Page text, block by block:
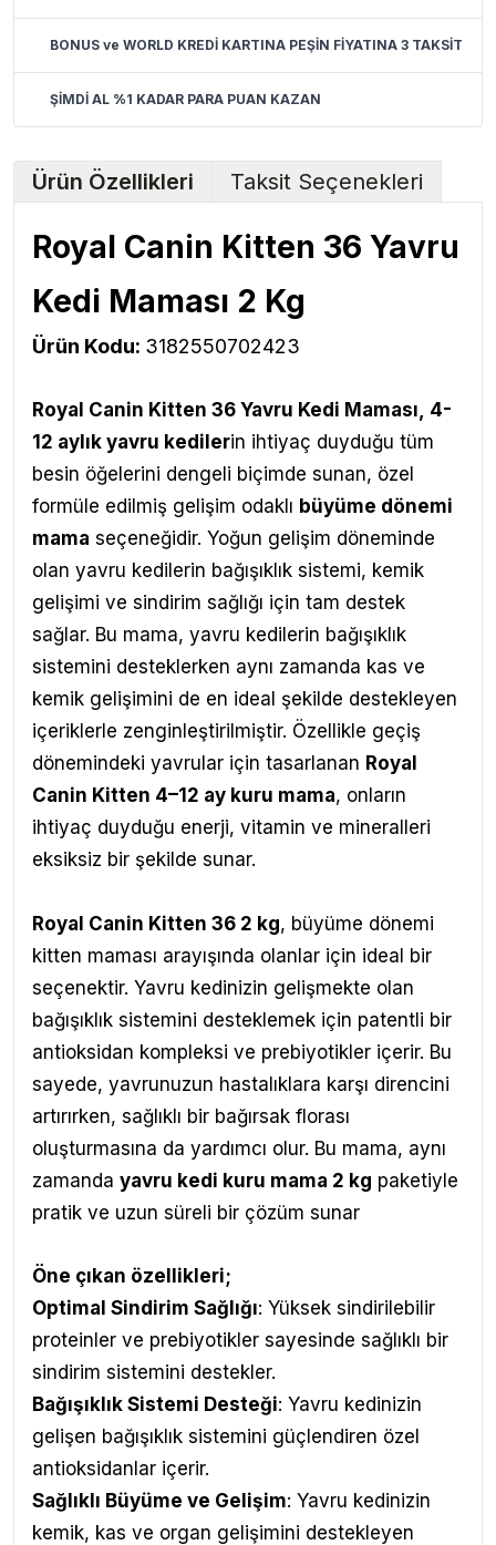
BONUS ve WORLD KREDİ KARTINA PEŞİN FİYATINA 3 TAKSİT
ŞİMDİ AL %1 KADAR PARA PUAN KAZAN
Ürün Özellikleri Taksit Seçenekleri
Royal Canin Kitten 36 Yavru
Kedi Maması 2 Kg
Ürün Kodu: 3182550702423
Royal Canin Kitten 36 Yavru Kedi Maması, 4-
12 aylık yavru kedilerin ihtiyaç duyduğu tüm
besin öğelerini dengeli biçimde sunan, özel
formüle edilmiş gelişim odaklı büyüme dönemi
mama seçeneğidir. Yoğun gelişim döneminde
olan yavru kedilerin bağışıklık sistemi, kemik
gelişimi ve sindirim sağlığı için tam destek
sağlar. Bu mama, yavru kedilerin bağışıklık
sistemini desteklerken aynı zamanda kas ve
kemik gelişimini de en ideal şekilde destekleyen
içeriklerle zenginleştirilmiştir. Özellikle geçiş
dönemindeki yavrular için tasarlanan Royal
Canin Kitten 4–12 ay kuru mama, onların
ihtiyaç duyduğu enerji, vitamin ve mineralleri
eksiksiz bir şekilde sunar.
Royal Canin Kitten 36 2 kg, büyüme dönemi
kitten maması arayışında olanlar için ideal bir
seçenektir. Yavru kedinizin gelişmekte olan
bağışıklık sistemini desteklemek için patentli bir
antioksidan kompleksi ve prebiyotikler içerir. Bu
sayede, yavrunuzun hastalıklara karşı direncini
artırırken, sağlıklı bir bağırsak florası
oluşturmasına da yardımcı olur. Bu mama, aynı
zamanda yavru kedi kuru mama 2 kg paketiyle
pratik ve uzun süreli bir çözüm sunar
Öne çıkan özellikleri;
Optimal Sindirim Sağlığı: Yüksek sindirilebilir
proteinler ve prebiyotikler sayesinde sağlıklı bir
sindirim sistemini destekler.
Bağışıklık Sistemi Desteği: Yavru kedinizin
gelişen bağışıklık sistemini güçlendiren özel
antioksidanlar içerir.
Sağlıklı Büyüme ve Gelişim: Yavru kedinizin
kemik, kas ve organ gelişimini destekleyen